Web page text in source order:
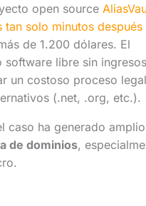
open source
solo minutos después
de 1.200 dólares. El
libre sin
un costoso proceso
(.net, .org, etc.).
caso ha generado amplio
de dominios,